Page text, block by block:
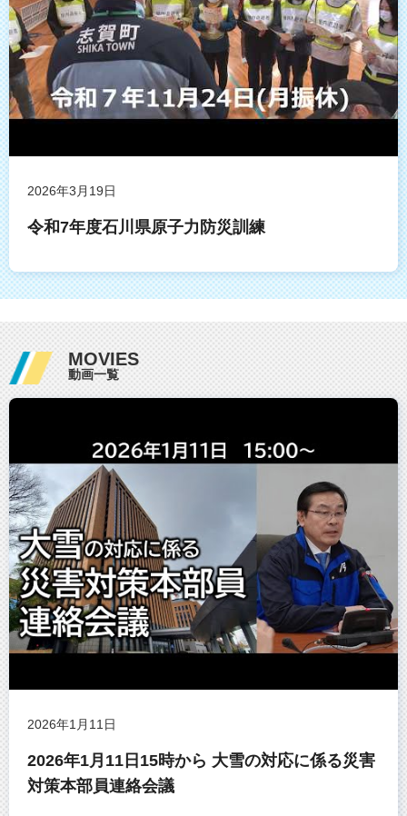
2026年3月19日
令和7年度石川県原子力防災訓練
MOVIES
動画一覧
2026年1月11日
2026年1月11日15時から 大雪の対応に係る災害
対策本部員連絡会議